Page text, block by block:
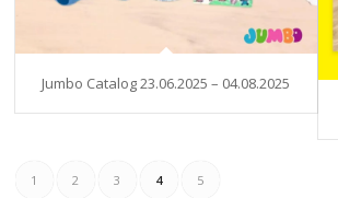
Jumbo Catalog 23.06.2025 – 04.08.2025
1 2 3 4 5